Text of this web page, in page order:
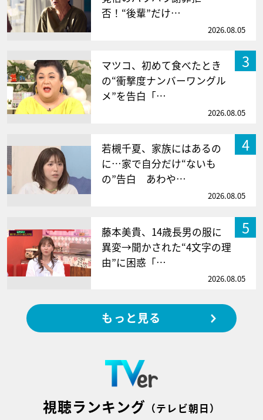
否！“後輩”だけ…
2026.08.05
3
マツコ、初めて食べたとき
の“衝撃度ナンバーワングル
メ”を告白「…
2026.08.05
4
若槻千夏、家族にはあるの
に…家で自分だけ“ないも
の”告白 あわや…
2026.08.05
5
藤本美貴、14歳長男の服に
異変→聞かされた“4文字の理
由”に困惑「…
2026.08.05
もっと見る
視聴ランキング （テレビ朝日）